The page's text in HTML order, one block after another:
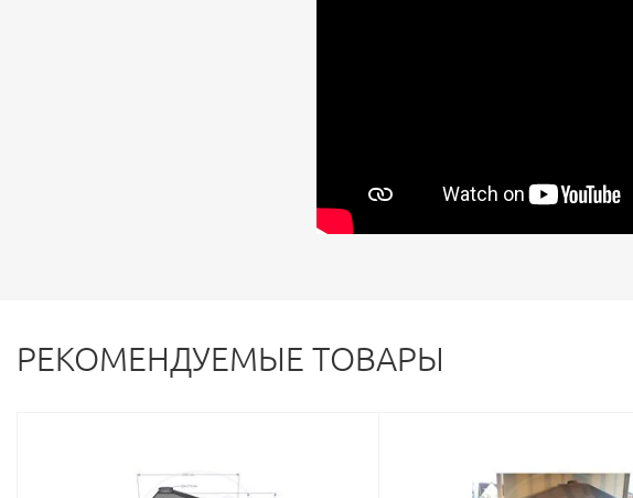
РЕКОМЕНДУЕМЫЕ ТОВАРЫ